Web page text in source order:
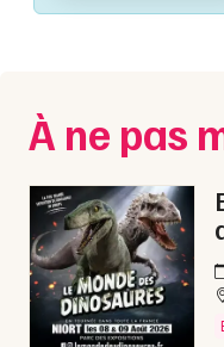
Foires & salons
Concerts
Sports
Soirées
Sorties famille
Nice
Paris
Strasbourg
Toulouse
Toutes les villes
À ne pas